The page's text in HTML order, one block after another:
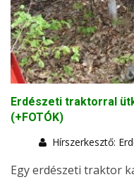
Erdészeti traktorral
(+FOTÓK)
Hírszerkesztő:
Egy erdészeti traktor